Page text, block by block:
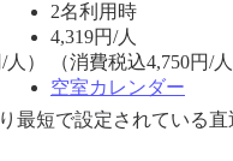
）
2名利用時
4,319円/人
（消費税込4,750円/人
空室カレンダー
最短で設定されている直